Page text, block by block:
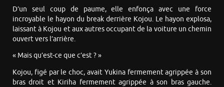
D’un seul coup de paume, elle enfonça avec une force
incroyable le hayon du break derrière Kojou. Le hayon explosa,
laissant à Kojou et aux autres occupant de la voiture un chemin
ouvert vers l’arrière.
« Mais qu’est-ce que c’est ? »
Kojou, figé par le choc, avait Yukina fermement agrippée à son
bras droit et Kiriha fermement agrippée à son bras gauche.